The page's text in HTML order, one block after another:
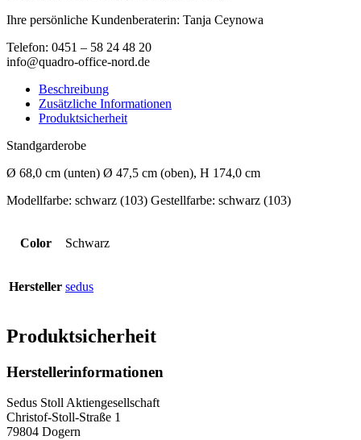
Ihre persönliche Kundenberaterin: Tanja Ceynowa
Telefon: 0451 – 58 24 48 20
info@quadro-office-nord.de
Beschreibung
Zusätzliche Informationen
Produktsicherheit
Standgarderobe
Ø 68,0 cm (unten) Ø 47,5 cm (oben), H 174,0 cm
Modellfarbe: schwarz (103) Gestellfarbe: schwarz (103)
Color Schwarz
Hersteller sedus
Produktsicherheit
Herstellerinformationen
Sedus Stoll Aktiengesellschaft
Christof-Stoll-Straße 1
79804 Dogern